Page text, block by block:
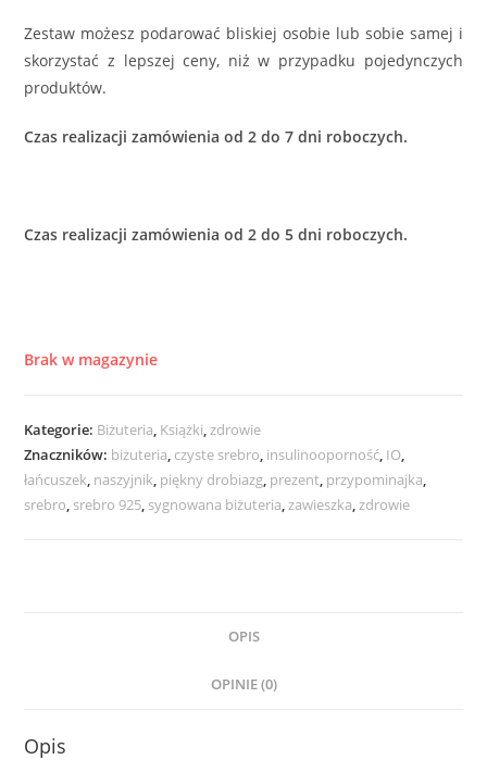
Zestaw możesz podarować bliskiej osobie lub sobie samej i
skorzystać z lepszej ceny, niż w przypadku pojedynczych
produktów.
Czas realizacji zamówienia od 2 do 7 dni roboczych.
Czas realizacji zamówienia od 2 do 5 dni roboczych.
Brak w magazynie
Kategorie: Biżuteria, Książki,zdrowie
Znaczników: biżuteria, czyste srebro, insulinooporność, IO,
łańcuszek, naszyjnik, piękny drobiazg, prezent, przypominajka,
srebro, srebro 925, sygnowana biżuteria,zawieszka,zdrowie
OPIS
OPINIE (0)
Opis